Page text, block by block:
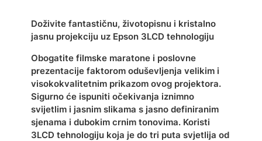
Doživite fantastičnu, životopisnu i kristalno
jasnu projekciju uz Epson 3LCD tehnologiju
Obogatite filmske maratone i poslovne
prezentacije faktorom oduševljenja velikim i
visokokvalitetnim prikazom ovog projektora.
Sigurno će ispuniti očekivanja iznimno
svijetlim i jasnim slikama s jasno definiranim
sjenama i dubokim crnim tonovima. Koristi
3LCD tehnologiju koja je do tri puta svjetlija od